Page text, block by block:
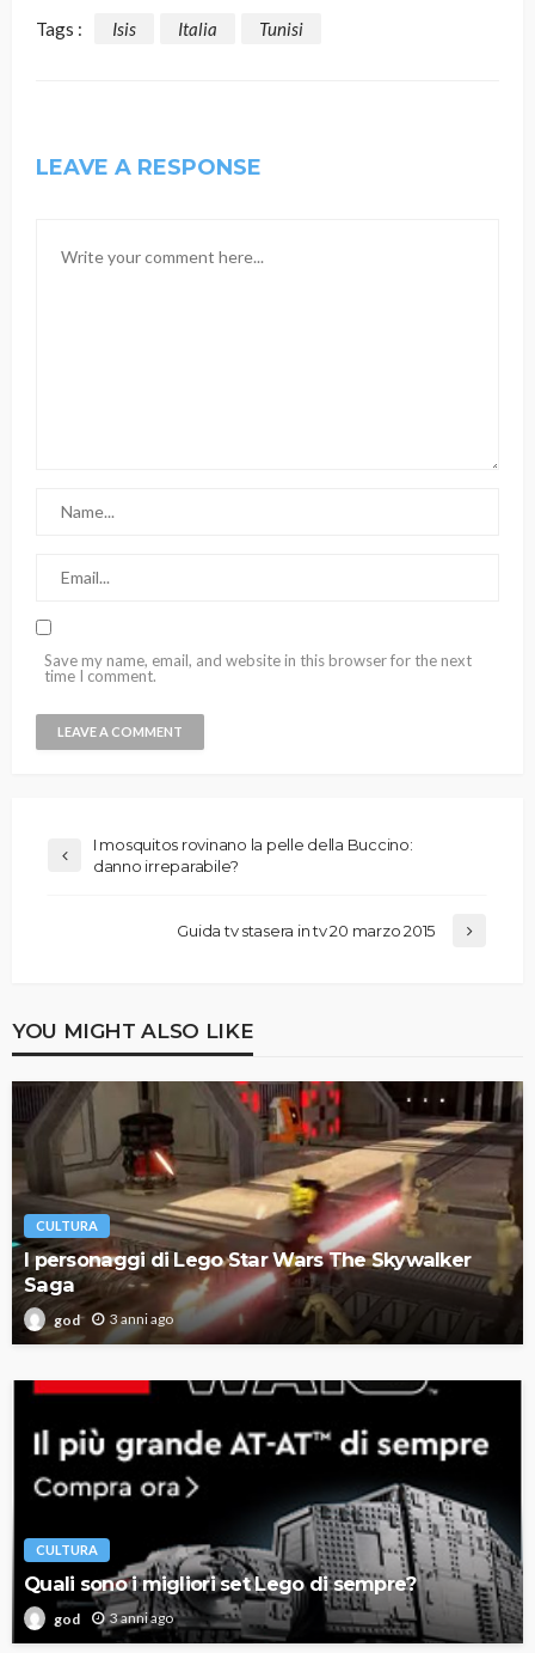
Tags : Isis Italia Tunisi
LEAVE A RESPONSE
Save my name, email, and website in this browser for the next
time I comment.
I mosquitos rovinano la pelle della Buccino:
danno irreparabile?
Guida tv stasera in tv 20 marzo 2015
YOU MIGHT ALSO LIKE
CULTURA
I personaggi di Lego Star Wars The Skywalker
Saga
god 3 anni ago
CULTURA
Quali sono i migliori set Lego di sempre?
god 3 anni ago